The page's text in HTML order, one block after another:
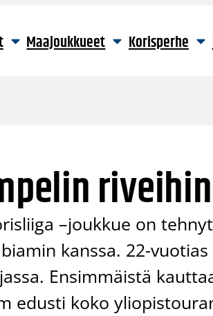
Maajoukkueet Korisperhe
riveihin
–joukkue on
kanssa. 22-
Ensimmäistä
edusti koko